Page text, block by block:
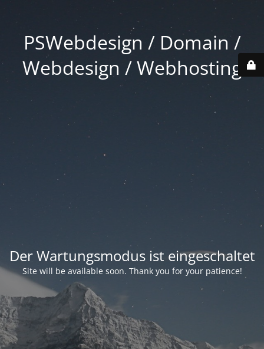
PSWebdesign / Domain /
Webdesign / Webhosting
Der Wartungsmodus ist eingeschaltet
Site will be available soon. Thank you for your patience!